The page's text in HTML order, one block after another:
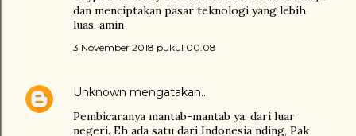
dan menciptakan pasar teknologi yang lebih
luas, amin
3 November 2018 pukul 00.08
Unknown mengatakan…
Pembicaranya mantab-mantab ya, dari luar
negeri. Eh ada satu dari Indonesia nding, Pak